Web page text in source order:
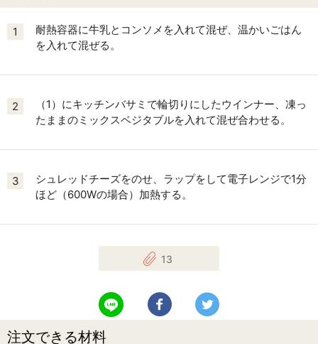
1
耐熱容器に牛乳とコンソメを入れて混ぜ、温かいごはん
を入れて混ぜる。
2
（1）にキッチンバサミで輪切りにしたウインナー、凍っ
たままのミックスベジタブルを入れて混ぜ合わせる。
3
シュレッドチーズをのせ、ラップをして電子レンジで1分
ほど（600Wの場合）加熱する。
13
LINEで送る Facebookでシェアする
注文できる材料